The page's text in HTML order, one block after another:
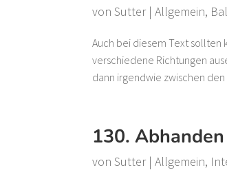
vonSutter|Allgemein,
Auch bei diesem Text sollten
verschiedene Richtungen
dann irgendwie zwischen den
130. Abhanden
vonSutter|Allgemein,